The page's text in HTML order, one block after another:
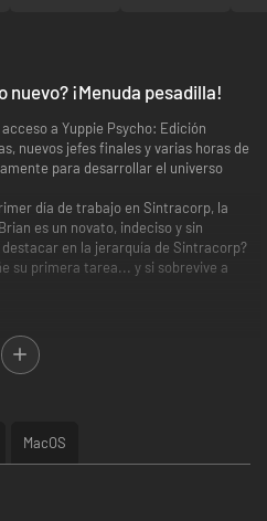
nuevo? ¡Menuda pesadilla!
a Yuppie Psycho: Edición
nuevos jefes finales y varias horas de
para desarrollar el universo
día de trabajo en Sintracorp, la
es un novato, indeciso y sin
en la jerarquía de Sintracorp?
su primera tarea... y si sobrevive a
de su oficina, Pasternack descubre
cazar a una “bruja” cuyos
la empresa, pero que ahora parece
empleados. Brian conocerá toda
de terribles criaturas y
MacOS